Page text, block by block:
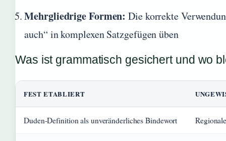
Mehrgliedrige Formen: Die korrekte
auch“ in komplexen Satzgefügen üben
Was ist grammatisch gesichert und wo
FEST ETABLIERT
Duden-Definition als unveränderliches Bindewort